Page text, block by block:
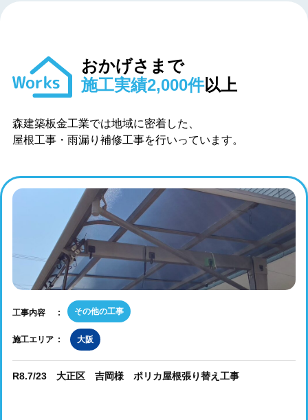
おかげさまで
施工実績2,000件以上
森建築板金工業では地域に密着した、
屋根工事・雨漏り補修工事を行いっています。
工事内容 その他の工事
施工エリア 大阪
R8.7/23 大正区 吉岡様 ポリカ屋根張り替え工事